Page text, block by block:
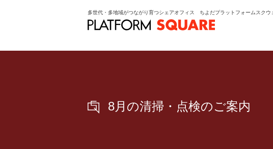
多世代・多地域がつながり育つシェアオフィス ちよだプラットフォームスクウ
8月の清掃・点検のご案内